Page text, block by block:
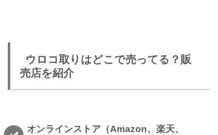
ウロコ取りはどこで売ってる？販
売店を紹介
オンラインストア（Amazon、楽天、